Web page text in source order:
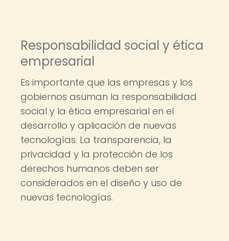
Responsabilidad social y ética
empresarial
Es importante que las empresas y los
gobiernos asuman la responsabilidad
social y la ética empresarial en el
desarrollo y aplicación de nuevas
tecnologías. La transparencia, la
privacidad y la protección de los
derechos humanos deben ser
considerados en el diseño y uso de
nuevas tecnologías.